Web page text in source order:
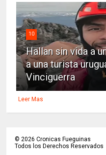
10
Hallan sin vida a
a una turista
Vinciguerra
Leer Mas
© 2026 Cronicas Fueguinas
Todos los Derechos Reservados